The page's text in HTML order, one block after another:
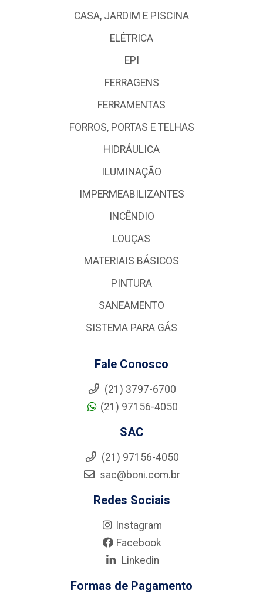
CASA, JARDIM E PISCINA
ELÉTRICA
EPI
FERRAGENS
FERRAMENTAS
FORROS, PORTAS E TELHAS
HIDRÁULICA
ILUMINAÇÃO
IMPERMEABILIZANTES
INCÊNDIO
LOUÇAS
MATERIAIS BÁSICOS
PINTURA
SANEAMENTO
SISTEMA PARA GÁS
Fale Conosco
(21) 3797-6700
(21) 97156-4050
SAC
(21) 97156-4050
sac@boni.com.br
Redes Sociais
Instagram
Facebook
Linkedin
Formas de Pagamento